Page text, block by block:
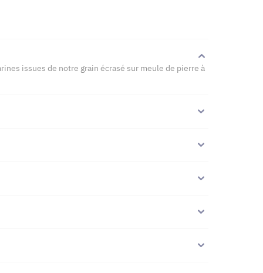
issues de notre grain écrasé sur meule de pierre à